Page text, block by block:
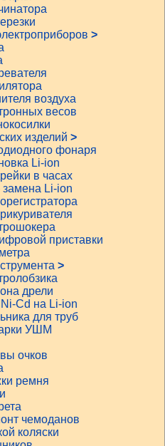
>
воздуха
весов
изделий >
фонаря
Li-ion
в часах
Li-ion
приставки
>
дрели
Cd на Li-ion
для труб
УШМ
очков
ремня
чемоданов
коляски